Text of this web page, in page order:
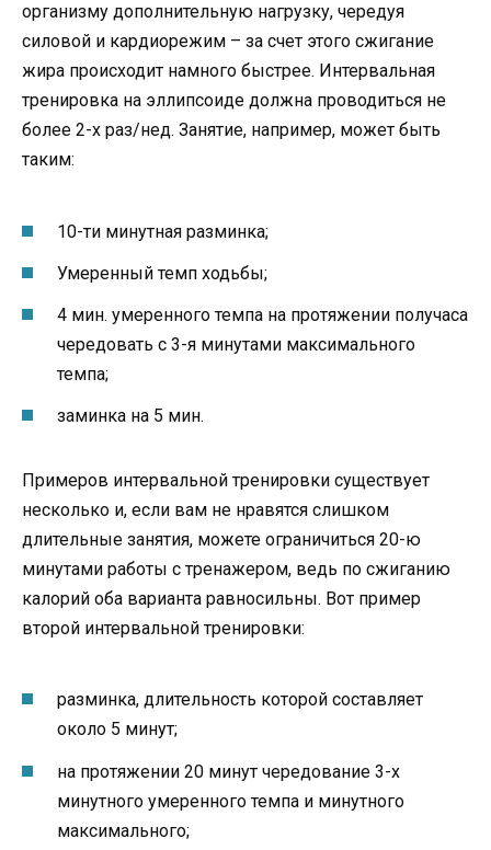
организму дополнительную нагрузку, чередуя
силовой и кардиорежим – за счет этого сжигание
жира происходит намного быстрее. Интервальная
тренировка на эллипсоиде должна проводиться не
более 2-х раз/нед. Занятие, например, может быть
таким:
10-ти минутная разминка;
Умеренный темп ходьбы;
4 мин. умеренного темпа на протяжении получаса
чередовать с 3-я минутами максимального
темпа;
заминка на 5 мин.
Примеров интервальной тренировки существует
несколько и, если вам не нравятся слишком
длительные занятия, можете ограничиться 20-ю
минутами работы с тренажером, ведь по сжиганию
калорий оба варианта равносильны. Вот пример
второй интервальной тренировки:
разминка, длительность которой составляет
около 5 минут;
на протяжении 20 минут чередование 3-х
минутного умеренного темпа и минутного
максимального;